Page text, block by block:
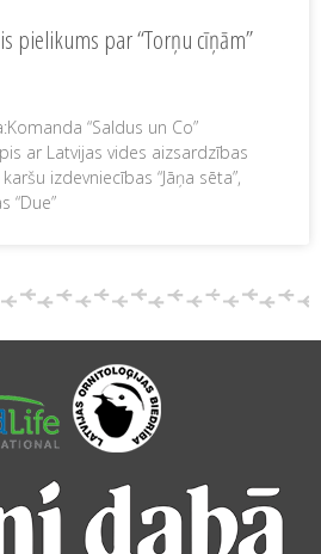
pielikums par “Torņu cīņām”
“Saldus un Co”​
ar Latvijas vides aizsardzības
izdevniecības “Jāņa sēta”,
“Due”